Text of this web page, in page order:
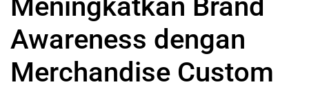
Meningkatkan Brand
Awareness dengan
Merchandise Custom